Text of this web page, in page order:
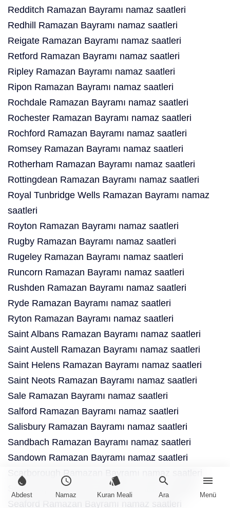
water_drop
Abdest
schedule
Namaz
style
Kuran Meali
search
Ara
menu
Menü
Redditch Ramazan Bayramı namaz saatleri
Redhill Ramazan Bayramı namaz saatleri
Reigate Ramazan Bayramı namaz saatleri
Retford Ramazan Bayramı namaz saatleri
Ripley Ramazan Bayramı namaz saatleri
Ripon Ramazan Bayramı namaz saatleri
Rochdale Ramazan Bayramı namaz saatleri
Rochester Ramazan Bayramı namaz saatleri
Rochford Ramazan Bayramı namaz saatleri
Romsey Ramazan Bayramı namaz saatleri
Rotherham Ramazan Bayramı namaz saatleri
Rottingdean Ramazan Bayramı namaz saatleri
Royal Tunbridge Wells Ramazan Bayramı namaz
saatleri
Royton Ramazan Bayramı namaz saatleri
Rugby Ramazan Bayramı namaz saatleri
Rugeley Ramazan Bayramı namaz saatleri
Runcorn Ramazan Bayramı namaz saatleri
Rushden Ramazan Bayramı namaz saatleri
Ryde Ramazan Bayramı namaz saatleri
Ryton Ramazan Bayramı namaz saatleri
Saint Albans Ramazan Bayramı namaz saatleri
Saint Austell Ramazan Bayramı namaz saatleri
Saint Helens Ramazan Bayramı namaz saatleri
Saint Neots Ramazan Bayramı namaz saatleri
Sale Ramazan Bayramı namaz saatleri
Salford Ramazan Bayramı namaz saatleri
Salisbury Ramazan Bayramı namaz saatleri
Sandbach Ramazan Bayramı namaz saatleri
Sandown Ramazan Bayramı namaz saatleri
Scarborough Ramazan Bayramı namaz saatleri
Scunthorpe Ramazan Bayramı namaz saatleri
Seaford Ramazan Bayramı namaz saatleri